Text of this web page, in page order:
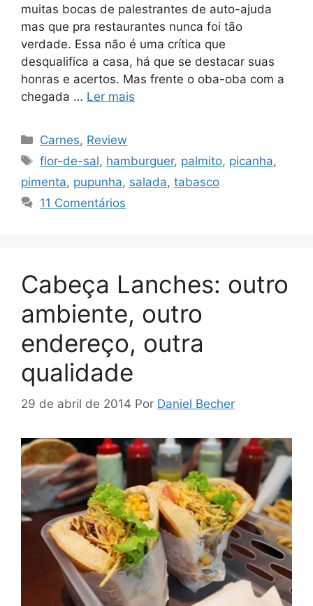
muitas bocas de palestrantes de auto-ajuda
mas que pra restaurantes nunca foi tão
verdade. Essa não é uma crítica que
desqualifica a casa, há que se destacar suas
honras e acertos. Mas frente o oba-oba com a
chegada … Ler mais
Categorias
Carnes, Review
Tags
flor-de-sal, hamburguer, palmito, picanha,
pimenta, pupunha, salada, tabasco
11 Comentários
Cabeça Lanches: outro
ambiente, outro
endereço, outra
qualidade
29 de abril de 2014 Por Daniel Becher